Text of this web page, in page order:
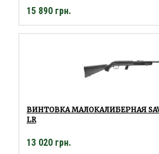
15 890 грн.
ВИНТОВКА МАЛОКАЛИБЕРНАЯ
LR
13 020 грн.